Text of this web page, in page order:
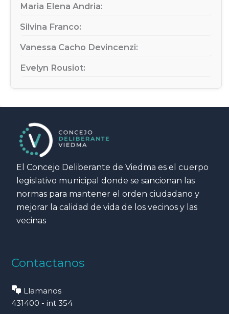
Maria Elena Andria:
Silvina Franco:
Vanessa Cacho Devincenzi:
Evelyn Rousiot:
El Concejo Deliberante de Viedma es el cuerpo
legislativo municipal donde se sancionan las
normas para mantener el orden ciudadano y
mejorar la calidad de vida de los vecinos y las
vecinas
Contactanos
Llamanos
431400 - int 354